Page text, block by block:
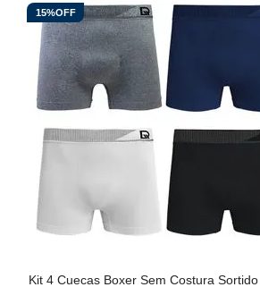
15%OFF
Kit 4 Cuecas Boxer Sem Costura Sortido